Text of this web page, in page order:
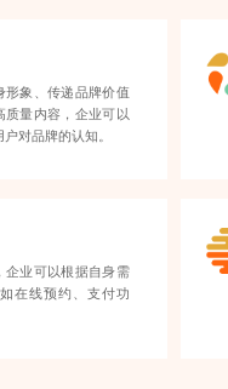
形象、传递品牌价值
量内容，企业可以
对品牌的认知。
企业可以根据自身需
在线预约、支付功